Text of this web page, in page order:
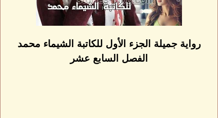
رواية جميلة الجزء الأول للكاتبة الشيماء محمد
الفصل السابع عشر